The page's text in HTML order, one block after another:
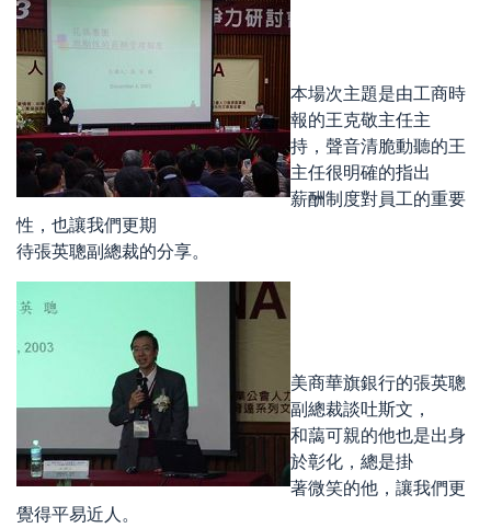
本場次主題是由工商時
報的王克敬主任主
持，聲音清脆動聽的王
主任很明確的指出
薪酬制度對員工的重要
性，也讓我們更期
待張英聰副總裁的分享。
美商華旗銀行的張英聰
副總裁談吐斯文，
和藹可親的他也是出身
於彰化，總是掛
著微笑的他，讓我們更
覺得平易近人。